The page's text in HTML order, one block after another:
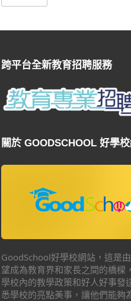
跨平台全新教育招聘服務
關於 GOODSCHOOL 好學
GoodSchool好學校網站，這是
望成為教育界和家長之間的橋樑
學校內的教學政策和好人好事發
悉學校的亮點美事，讓他們能夠